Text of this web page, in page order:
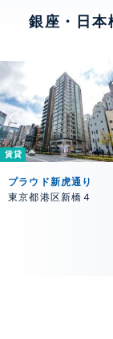
銀座・日本
賃貸
プラウド新虎通り
東京都港区新橋４